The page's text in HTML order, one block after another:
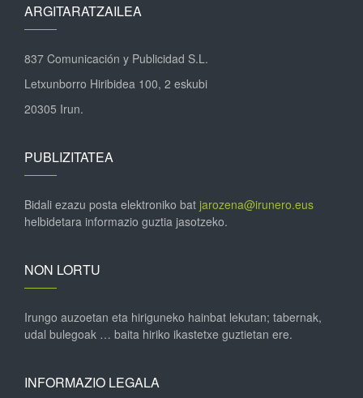
ARGITARATZAILEA
837 Comunicación y Publicidad S.L.
Letxunborro Hiribidea 100, 2 eskubi
20305 Irun.
PUBLIZITATEA
Bidali ezazu posta elektroniko bat jarozena@irunero.eus
helbidetara informazio guztia jasotzeko.
NON LORTU
Irungo auzoetan eta hiriguneko hainbat lekutan; tabernak,
udal bulegoak … baita hiriko ikastetxe guztietan ere.
INFORMAZIO LEGALA